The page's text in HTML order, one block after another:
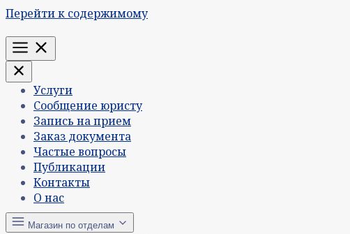
Перейти к содержимому
Меню
Услуги
Сообщение юристу
Запись на прием
Заказ документа
Частые вопросы
Публикации
Контакты
О нас
Магазин по отделам